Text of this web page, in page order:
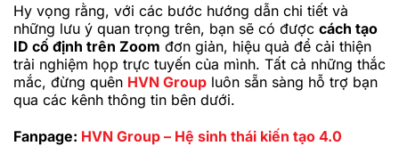
Hy vọng rằng, với các bước hướng dẫn chi tiết và
những lưu ý quan trọng trên, bạn sẽ có được cách tạo
ID cố định trên Zoom đơn giản, hiệu quả để cải thiện
trải nghiệm họp trực tuyến của mình. Tất cả những thắc
mắc, đừng quên HVN Group luôn sẵn sàng hỗ trợ bạn
qua các kênh thông tin bên dưới.
Fanpage: HVN Group – Hệ sinh thái kiến tạo 4.0